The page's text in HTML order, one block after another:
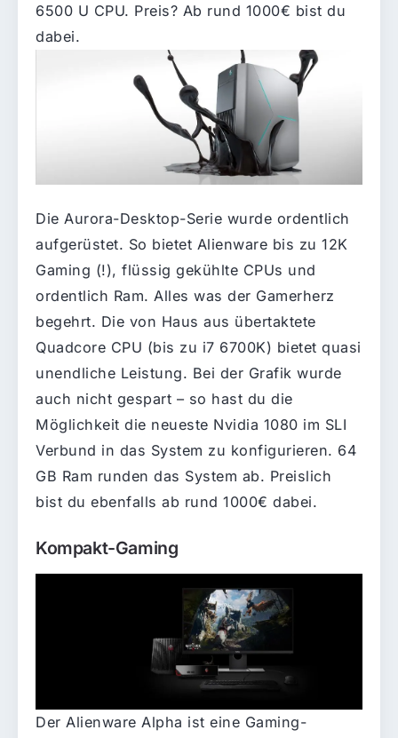
6500 U CPU. Preis? Ab rund 1000€ bist du
dabei.
Die Aurora-Desktop-Serie wurde ordentlich
aufgerüstet. So bietet Alienware bis zu 12K
Gaming (!), flüssig gekühlte CPUs und
ordentlich Ram. Alles was der Gamerherz
begehrt. Die von Haus aus übertaktete
Quadcore CPU (bis zu i7 6700K) bietet quasi
unendliche Leistung. Bei der Grafik wurde
auch nicht gespart – so hast du die
Möglichkeit die neueste Nvidia 1080 im SLI
Verbund in das System zu konfigurieren. 64
GB Ram runden das System ab. Preislich
bist du ebenfalls ab rund 1000€ dabei.
Kompakt-Gaming
Der Alienware Alpha ist eine Gaming-